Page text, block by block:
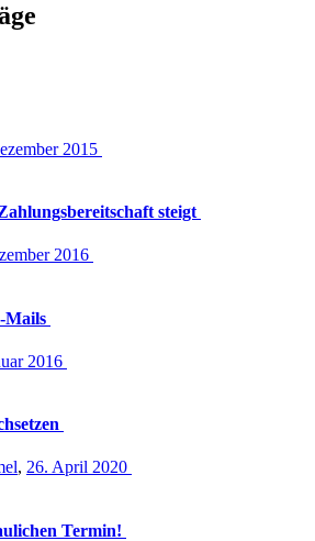
2015
steigt
2016
Mails
2016
, 26. April 2020
Termin!